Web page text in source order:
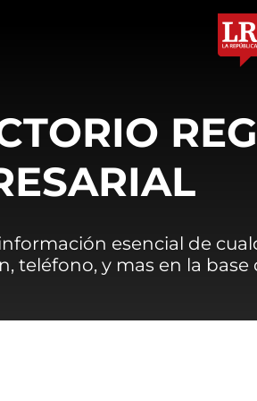
información esencial de
teléfono, y mas en la